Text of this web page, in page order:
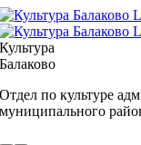
Skip
to
content
Культура
Балаково
Отдел по культуре
муниципального